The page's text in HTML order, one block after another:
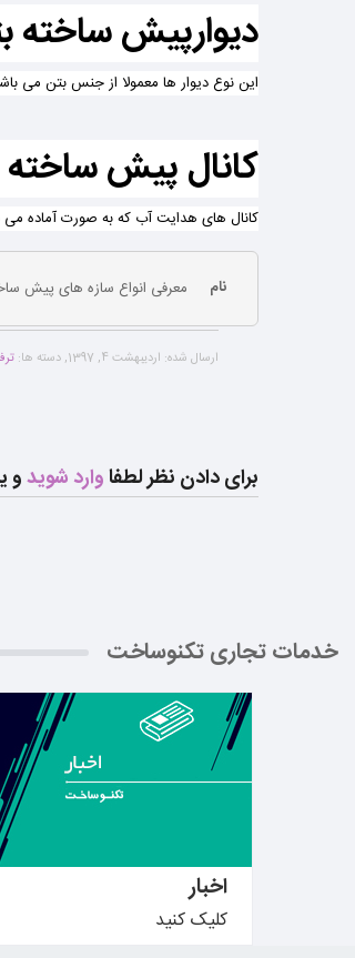
دیوارپیش ساخته
این نوع دیوار ها معمولا از جنس بتن می
کانال پیش ساخته
کانال های هدایت آب که به صورت آماده
نام معرفی انواع سازه های پیش
ارسال شده: اردیبهشت 4, 1397 , دسته ها:
برای دادن نظر لطفاوارد شویدو
خدمات تجاری تکنوساخت
اخبار
کلیک کنید